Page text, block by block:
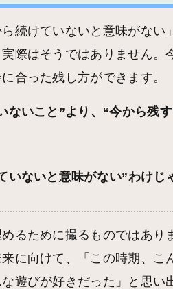
続けていないと意味がない
際はそうではありません。
合った残し方ができます。
ないこと”より、“今から残す
いないと意味がない”わけじ
るために撮るものではあり
に向けて、「この時期、こ
遊びが好きだった」と思い